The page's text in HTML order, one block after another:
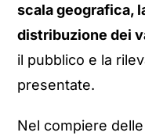
scala geografica,
distribuzione dei
il pubblico e la
presentate.
Nel compiere